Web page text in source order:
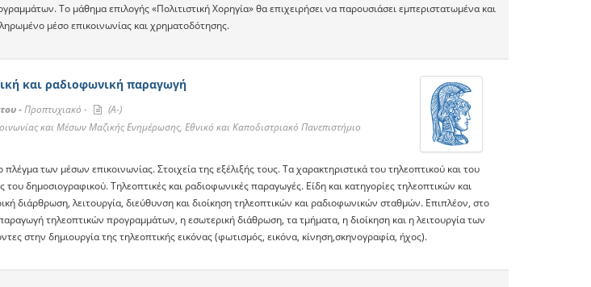
Το μάθημα επιλογής «Πολιτιστική Χορηγία» θα επιχειρήσει να παρουσιάσει εμπεριστατωμένα και
μέσο επικοινωνίας και χρηματοδότησης.
και ραδιοφωνική παραγωγή
-Προπτυχιακό -
(A-)
και Μέσων Μαζικής Ενημέρωσης, Εθνικό και Καποδιστριακό Πανεπιστήμιο
των μέσων επικοινωνίας. Στοιχεία της εξέλιξής τους. Tα χαρακτηριστικά του τηλεοπτικού και του
δημοσιογραφικού. Τηλεοπτικές και ραδιοφωνικές παραγωγές. Είδη και κατηγορίες τηλεοπτικών και
διάρθρωση, λειτουργία, διεύθυνση και διοίκηση τηλεοπτικών και ραδιοφωνικών σταθμών. Επιπλέον, στο
τηλεοπτικών προγραμμάτων, η εσωτερική διάθρωση, τα τμήματα, η διοίκηση και η λειτουργία των
στην δημιουργία της τηλεοπτικής εικόνας (φωτισμός, εικόνα, κίνηση,σκηνογραφία, ήχος).